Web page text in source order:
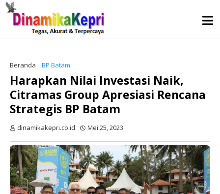
Beranda BP Batam
Harapkan Nilai Investasi Naik,
Citramas Group Apresiasi Rencana
Strategis BP Batam
dinamikakepri.co.id Mei 25, 2023